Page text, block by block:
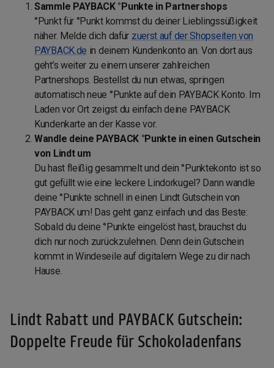
Sammle PAYBACK °Punkte in Partnershops
°Punkt für °Punkt kommst du deiner Lieblingssüßigkeit
näher. Melde dich dafür zuerst auf der Shopseiten von
PAYBACK.de in deinem Kundenkonto an. Von dort aus
geht’s weiter zu einem unserer zahlreichen
Partnershops. Bestellst du nun etwas, springen
automatisch neue °Punkte auf dein PAYBACK Konto. Im
Laden vor Ort zeigst du einfach deine PAYBACK
Kundenkarte an der Kasse vor.
Wandle deine PAYBACK °Punkte in einen Gutschein
von Lindt um
Du hast fleißig gesammelt und dein °Punktekonto ist so
gut gefüllt wie eine leckere Lindorkugel? Dann wandle
deine °Punkte schnell in einen Lindt Gutschein von
PAYBACK um! Das geht ganz einfach und das Beste:
Sobald du deine °Punkte eingelöst hast, brauchst du
dich nur noch zurückzulehnen. Denn dein Gutschein
kommt in Windeseile auf digitalem Wege zu dir nach
Hause.
Lindt Rabatt und PAYBACK Gutschein:
Doppelte Freude für Schokoladenfans